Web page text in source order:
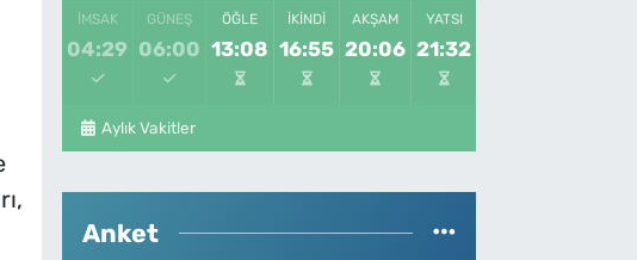
İMSAK
04:29
GÜNEŞ
06:00
ÖĞLE
13:08
İKINDI
16:55
AKŞAM
20:06
YATSI
21:32
Aylık Vakitler
Anket